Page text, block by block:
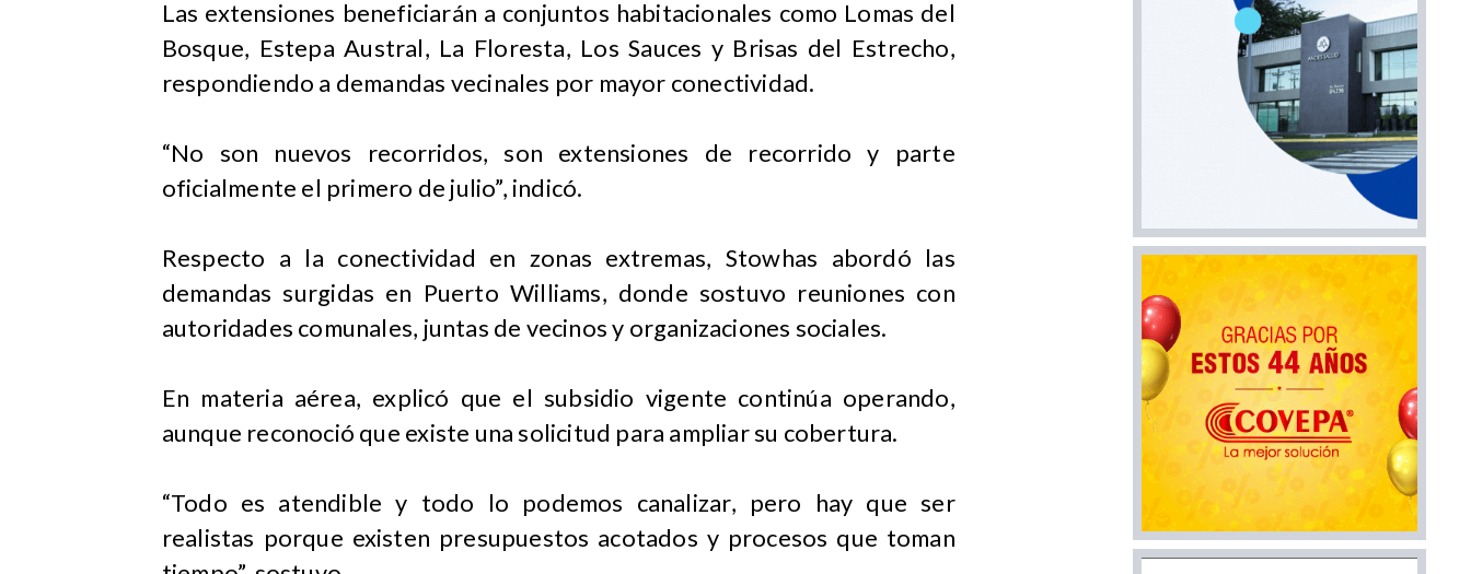
Las extensiones beneficiarán a conjuntos habitacionales como Lomas del
Bosque, Estepa Austral, La Floresta, Los Sauces y Brisas del Estrecho,
respondiendo a demandas vecinales por mayor conectividad.
“No son nuevos recorridos, son extensiones de recorrido y parte
oficialmente el primero de julio”, indicó.
Respecto a la conectividad en zonas extremas, Stowhas abordó las
demandas surgidas en Puerto Williams, donde sostuvo reuniones con
autoridades comunales, juntas de vecinos y organizaciones sociales.
En materia aérea, explicó que el subsidio vigente continúa operando,
aunque reconoció que existe una solicitud para ampliar su cobertura.
“Todo es atendible y todo lo podemos canalizar, pero hay que ser
realistas porque existen presupuestos acotados y procesos que toman